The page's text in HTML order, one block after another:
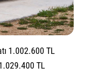
1.002.600 TL
TL